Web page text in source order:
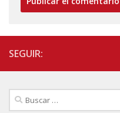
SEGUIR:
Buscar: